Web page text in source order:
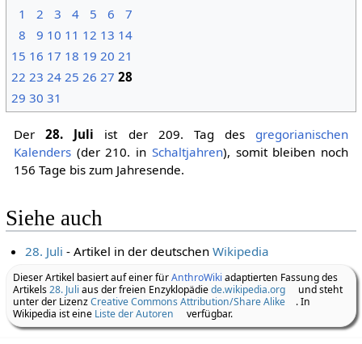
1 2 3 4 5 6
7
8
9 10 11 12 13 14
15 16 17 18 19 20 21
22 23 24 25 26 27 28
29 30 31
Der 28. Juli ist der 209. Tag des gregorianischen
Kalenders(der 210. in Schaltjahren), somit bleiben noch
156 Tage bis zum Jahresende.
Siehe auch
28. Juli - Artikel in der deutschenWikipedia
Dieser Artikel basiert auf einer fürAnthroWiki adaptierten Fassung des
Artikels28. Juli aus der freien Enzyklopädiede.wikipedia.org
und steht
unter der LizenzCreative Commons Attribution/Share Alike
. In
Wikipedia ist eine Liste der Autoren verfügbar.